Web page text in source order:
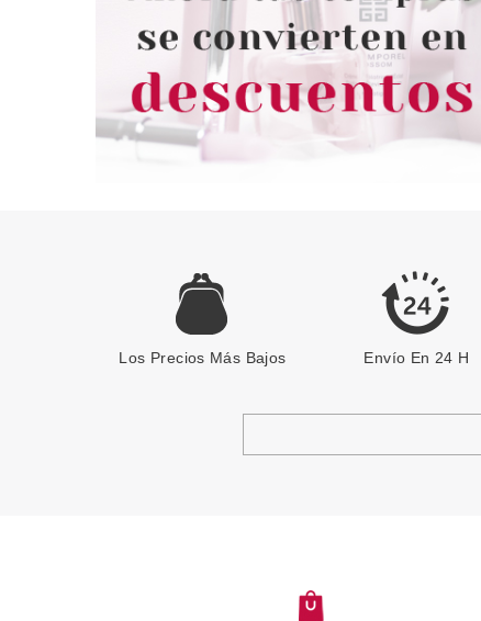
-44% 27.55€
Los Precios Más Bajos Envío En 24 H